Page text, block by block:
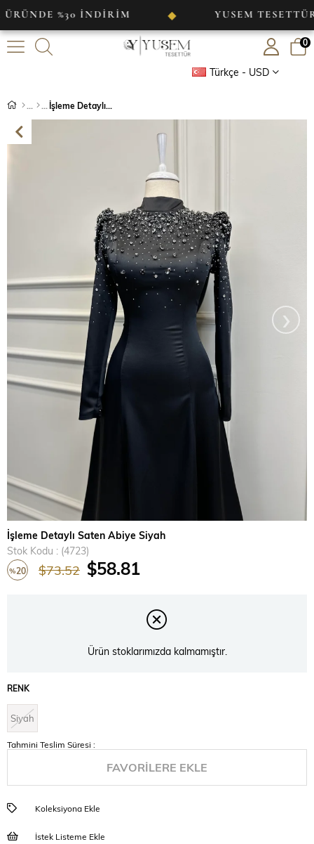
%30 İNDİRİM ◆ YUSEM TESETTÜR
Türkçe - USD
0
İşleme Detaylı Saten Abiye Siyah
›
İşleme Detaylı Saten Abiye Siyah
Stok Kodu
(4723)
%20 $73.52 $58.81
Ürün stoklarımızda kalmamıştır.
RENK
Siyah
Tahmini Teslim Süresi :
FAVORILERE EKLE
Koleksiyona Ekle
İstek Listeme Ekle